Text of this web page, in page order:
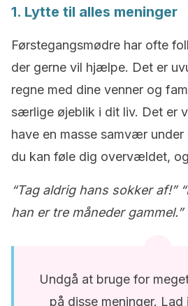
1. Lytte til alles meninger
Førstegangsmødre har ofte
der gerne vil hjælpe. Det er
regne med dine venner og
særlige øjeblik i dit liv. Det er
have en masse samvær
du kan føle dig overvældet,
“Tag aldrig hans sokker af!”
han er tre måneder gammel.”
Undgå at bruge for
på disse meninger.